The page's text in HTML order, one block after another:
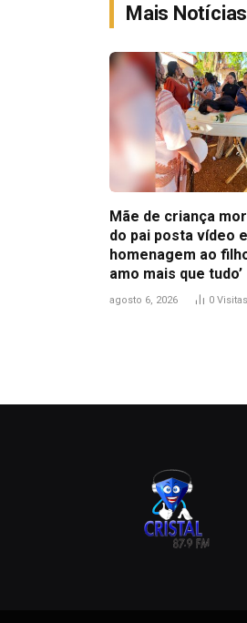
Mais Notícias
Mãe de criança
do pai posta vídeo
homenagem ao
amo mais que tudo’
agosto 6, 2026 0 Visitas